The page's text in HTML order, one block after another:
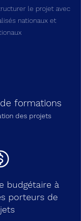
le projet avec
nationaux et
formations
des projets
budgétaire à
porteurs de